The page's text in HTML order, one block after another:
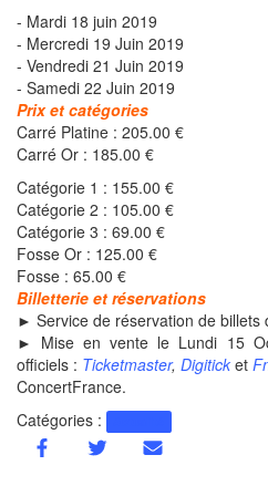
- Mardi 18 juin 2019
- Mercredi 19 Juin 2019
- Vendredi 21 Juin 2019
- Samedi 22 Juin 2019
Prix et catégories
Carré Platine : 205.00 €
Carré Or : 185.00 €
Catégorie 1 : 155.00 €
Catégorie 2 : 105.00 €
Catégorie 3 : 69.00 €
Fosse Or : 125.00 €
Fosse : 65.00 €
Billetterie et réservations
► Service de réservation de billets
► Mise en vente le Lundi 15
officiels : Ticketmaster, Digitick et
ConcertFrance.
Catégories :